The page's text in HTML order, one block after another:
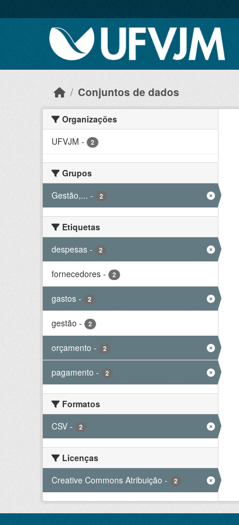
Conjuntos de dados
Organizações
UFVJM - 2
Grupos
Gestão,... - 2
Etiquetas
despesas - 2
fornecedores - 2
gastos - 2
gestão - 2
orçamento - 2
pagamento - 2
Formatos
CSV - 2
Licenças
Creative Commons Atribuição - 2